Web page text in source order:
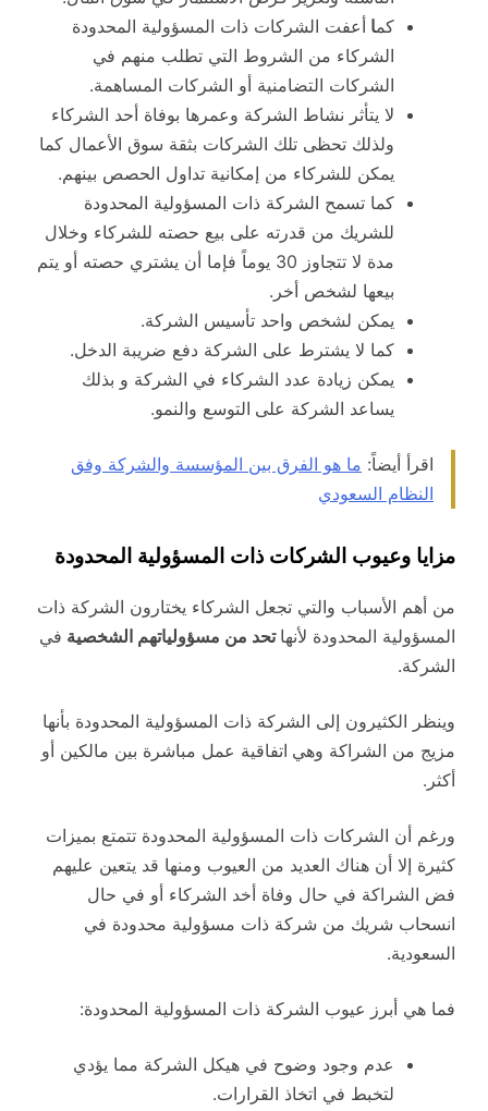
كما أعفت الشركات ذات المسؤولية المحدودة
الشركاء من الشروط التي تطلب منهم في
الشركات التضامنية أو الشركات المساهمة.
لا يتأثر نشاط الشركة وعمرها بوفاة أحد الشركاء
ولذلك تحظى تلك الشركات بثقة سوق الأعمال كما
يمكن للشركاء من إمكانية تداول الحصص بينهم.
كما تسمح الشركة ذات المسؤولية المحدودة
للشريك من قدرته على بيع حصته للشركاء وخلال
مدة لا تتجاوز 30 يوماً فإما أن يشتري حصته أو يتم
بيعها لشخص أخر.
يمكن لشخص واحد تأسيس الشركة.
كما لا يشترط على الشركة دفع ضريبة الدخل.
يمكن زيادة عدد الشركاء في الشركة و بذلك
يساعد الشركة على التوسع والنمو.
اقرأ أيضاً: ما هو الفرق بين المؤسسة والشركة وفق
النظام السعودي
مزايا وعيوب الشركات ذات المسؤولية المحدودة
من أهم الأسباب والتي تجعل الشركاء يختارون الشركة ذات
المسؤولية المحدودة لأنها تحد من مسؤولياتهم الشخصية في
الشركة.
وينظر الكثيرون إلى الشركة ذات المسؤولية المحدودة بأنها
مزيج من الشراكة وهي اتفاقية عمل مباشرة بين مالكين أو
أكثر.
ورغم أن الشركات ذات المسؤولية المحدودة تتمتع بميزات
كثيرة إلا أن هناك العديد من العيوب ومنها قد يتعين عليهم
فض الشراكة في حال وفاة أخد الشركاء أو في حال
انسحاب شريك من شركة ذات مسؤولية محدودة في
السعودية.
فما هي أبرز عيوب الشركة ذات المسؤولية المحدودة:
عدم وجود وضوح في هيكل الشركة مما يؤدي
لتخبط في اتخاذ القرارات.